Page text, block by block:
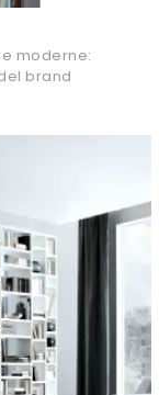
moderne:
brand